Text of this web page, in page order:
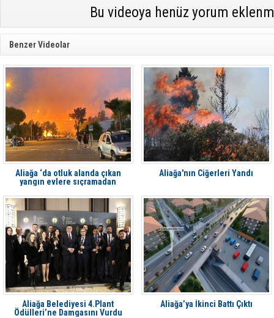
Bu videoya henüz yorum
Benzer Videolar
Aliağa ‘da otluk alanda çıkan
yangın evlere sıçramadan
Aliağa'nın Ciğerleri Yandı
Aliağa Belediyesi 4.Plant
Ödülleri’ne Damgasını Vurdu
Aliağa’ya İkinci Battı Çıktı